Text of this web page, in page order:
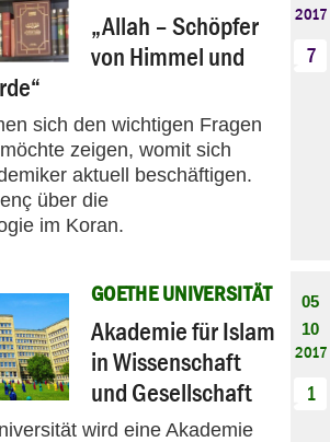
„Allah – Schöpfer
von Himmel und
sich den wichtigen Fragen
zeigen, womit sich
aktuell beschäftigen.
über die
im Koran.
2017
7
GOETHE UNIVERSITÄT
Akademie für Islam
in Wissenschaft
und Gesellschaft
wird eine Akademie
05
10
2017
1